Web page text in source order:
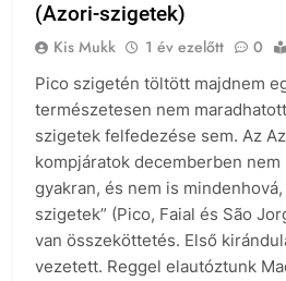
(Azori-szigetek)
Kis Mukk 1 év ezelőtt 0
Pico szigetén töltött majdnem
természetesen nem
szigetek felfedezése sem. Az
kompjáratok decemberben
gyakran, és nem is
szigetek” (Pico, Faial és São
van összeköttetés. Első
vezetett. Reggel elautóztunk